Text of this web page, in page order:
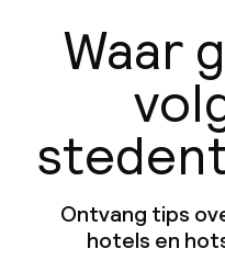
Waar
Ontvang tips
hotels en